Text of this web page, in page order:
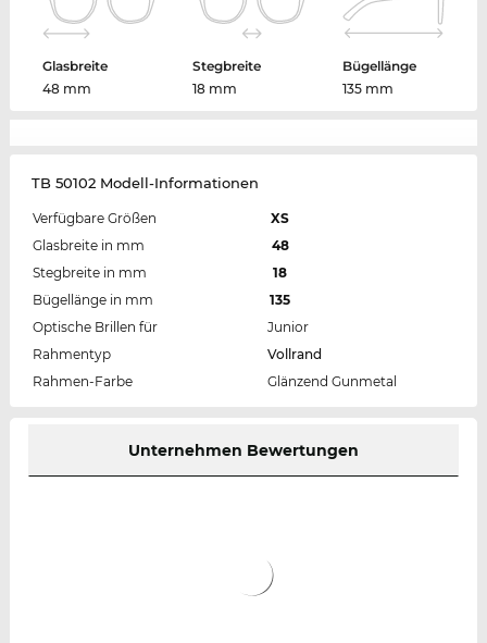
Glasbreite
48 mm
Stegbreite
18 mm
Bügellänge
135 mm
TB 50102 Modell-Informationen
Verfügbare Größen
XS
Glasbreite in mm
48
Stegbreite in mm
18
Bügellänge in mm
135
Optische Brillen für
Junior
Rahmentyp
Vollrand
Rahmen-Farbe
Glänzend Gunmetal
Unternehmen Bewertungen